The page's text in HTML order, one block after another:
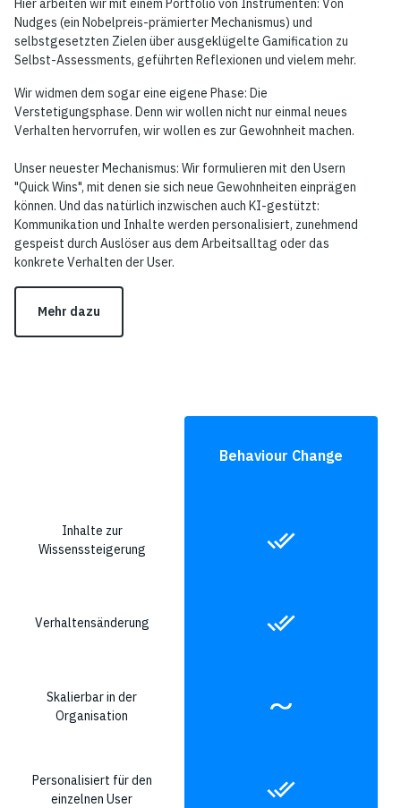
Hier arbeiten wir mit einem Portfolio von Instrumenten: Von
Nudges (ein Nobelpreis-prämierter Mechanismus) und
selbstgesetzten Zielen über ausgeklügelte Gamification zu
Selbst-Assessments, geführten Reflexionen und vielem mehr.
Wir widmen dem sogar eine eigene Phase: Die
Verstetigungsphase. Denn wir wollen nicht nur einmal neues
Verhalten hervorrufen, wir wollen es zur Gewohnheit machen.
Unser neuester Mechanismus: Wir formulieren mit den Usern
"Quick Wins", mit denen sie sich neue Gewohnheiten einprägen
können. Und das natürlich inzwischen auch KI-gestützt:
Kommunikation und Inhalte werden personalisiert, zunehmend
gespeist durch Auslöser aus dem Arbeitsalltag oder das
konkrete Verhalten der User.
Mehr dazu
Inhalte zur
Wissenssteigerung
Verhaltensänderung
Skalierbar in der
Organisation
Personalisiert für den
einzelnen User
Behaviour Change